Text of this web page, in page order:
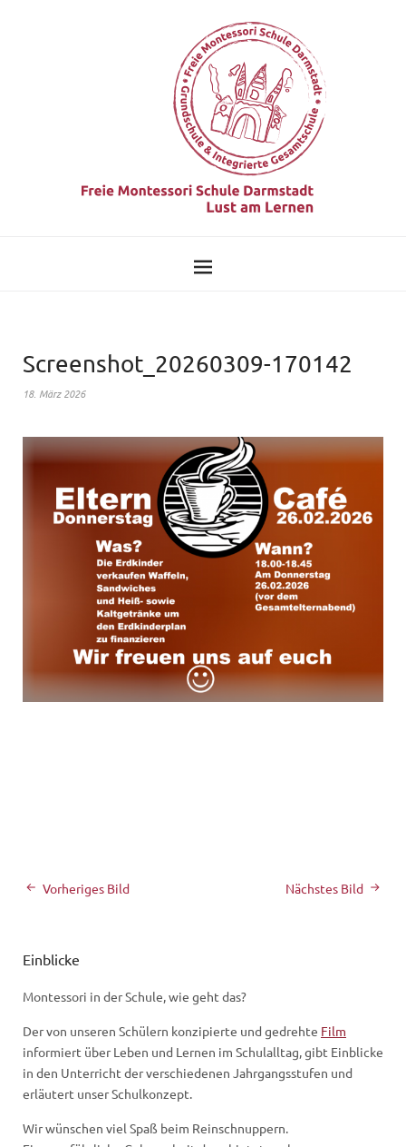
Screenshot_20260309-170142
18. März 2026
Nächstes Bild
Vorheriges Bild
Einblicke
Montessori in der Schule, wie geht das?
Der von unseren Schülern konzipierte und gedrehte Film
informiert über Leben und Lernen im Schulalltag, gibt Einblicke
in den Unterricht der verschiedenen Jahrgangsstufen und
erläutert unser Schulkonzept.
Wir wünschen viel Spaß beim Reinschnuppern.